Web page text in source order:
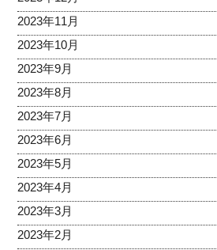
2023年11月
2023年10月
2023年9月
2023年8月
2023年7月
2023年6月
2023年5月
2023年4月
2023年3月
2023年2月